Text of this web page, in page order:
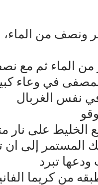
ونصف من
من الماء ثم مع
في وعاء
نفس الغربال
على نار
إلى ان
تبرد
من كريما